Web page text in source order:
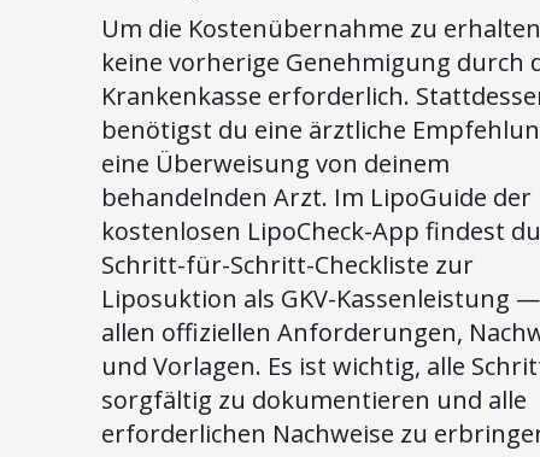
Um die Kostenübernahme zu
keine vorherige Genehmigung durch
Krankenkasse erforderlich.
benötigst du eine ärztliche
eine Überweisung von deinem
behandelnden Arzt. Im LipoGuide der
kostenlosen LipoCheck-App findest
Schritt-für-Schritt-Checkliste zur
Liposuktion als GKV-Kassenleistung
allen offiziellen Anforderungen,
und Vorlagen. Es ist wichtig, alle
sorgfältig zu dokumentieren und alle
erforderlichen Nachweise zu